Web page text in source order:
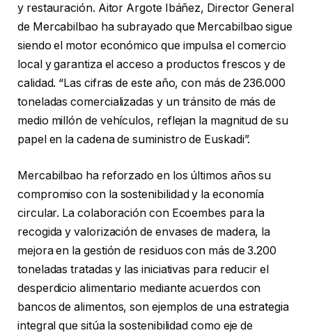
y restauración. Aitor Argote Ibáñez, Director General
de Mercabilbao ha subrayado que Mercabilbao sigue
siendo el motor económico que impulsa el comercio
local y garantiza el acceso a productos frescos y de
calidad. “Las cifras de este año, con más de 236.000
toneladas comercializadas y un tránsito de más de
medio millón de vehículos, reflejan la magnitud de su
papel en la cadena de suministro de Euskadi”.
Mercabilbao ha reforzado en los últimos años su
compromiso con la sostenibilidad y la economía
circular. La colaboración con Ecoembes para la
recogida y valorización de envases de madera, la
mejora en la gestión de residuos con más de 3.200
toneladas tratadas y las iniciativas para reducir el
desperdicio alimentario mediante acuerdos con
bancos de alimentos, son ejemplos de una estrategia
integral que sitúa la sostenibilidad como eje de